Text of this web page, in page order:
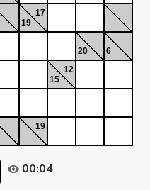
17
19
20
6
12
15
19
00:04